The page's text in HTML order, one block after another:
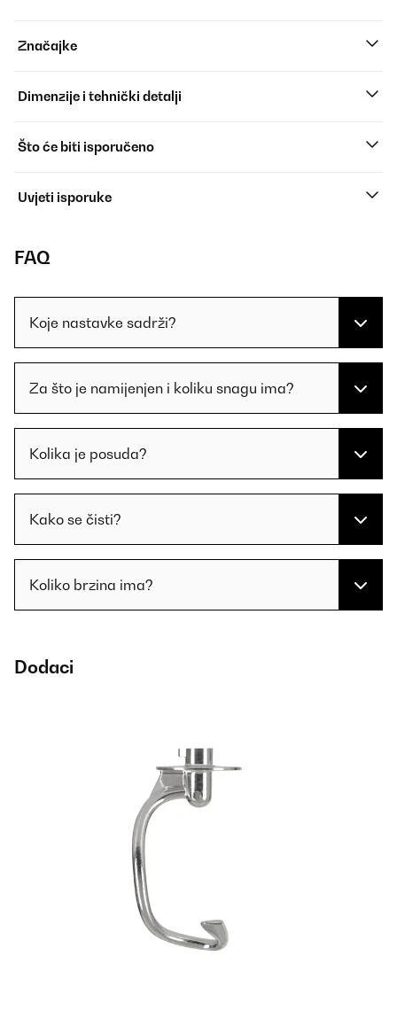
Značajke
Dimenzije i tehnički detalji
Što će biti isporučeno
Uvjeti isporuke
FAQ
Koje nastavke sadrži?
Za što je namijenjen i koliku snagu ima?
Kolika je posuda?
Kako se čisti?
Koliko brzina ima?
Dodaci